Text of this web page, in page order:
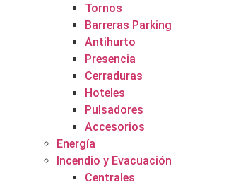
Tornos
Barreras Parking
Antihurto
Presencia
Cerraduras
Hoteles
Pulsadores
Accesorios
Energía
Incendio y Evacuación
Centrales